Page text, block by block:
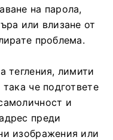
на парола,
или влизане от
проблема.
тегления, лимити
че подгответе
и
преди
изображения или